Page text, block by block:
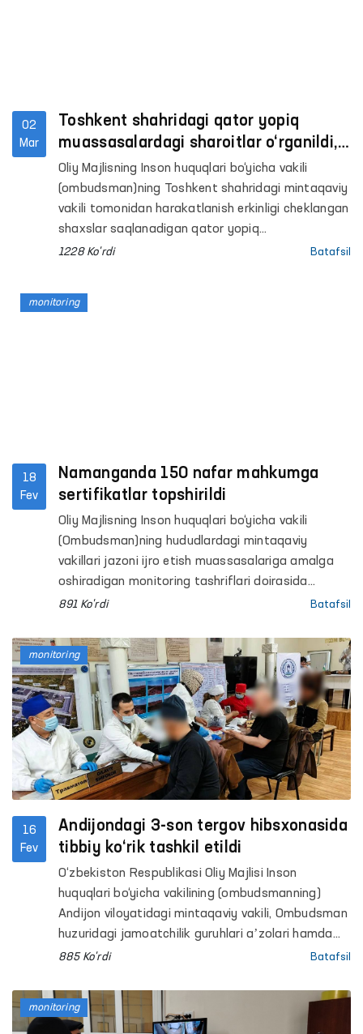
02
Mar
Toshkent shahridagi qator yopiq
muassasalardagi sharoitlar o‘rganildi,
murojaatlar qabul qilindi
Oliy Majlisning Inson huquqlari bo‘yicha vakili
(ombudsman)ning Toshkent shahridagi mintaqaviy
vakili tomonidan harakatlanish erkinligi cheklangan
shaxslar saqlanadigan qator yopiq
muassasalarda monitoring tashriflari amalga
1228 Ko'rdi Batafsil
18
Fev
Namanganda 150 nafar mahkumga
sertifikatlar topshirildi
Oliy Majlisning Inson huquqlari bo‘yicha vakili
(Ombudsman)ning hududlardagi mintaqaviy
vakillari jazoni ijro etish muassasalariga amalga
oshiradigan monitoring tashriflari doirasida
mahkumlarga yaratilgan sharoitlarni o‘rganish
so‘ng jamiyatga moslashuvini yengillashtirishga
qaratilgan tadbirlarga ham eʼtibor qaratib
kelmoqda.
891 Ko'rdi Batafsil
monitoring
16
Fev
Andijondagi 3-son tergov hibsxonasida
tibbiy ko‘rik tashkil etildi
O‘zbekiston Respublikasi Oliy Majlisi Inson
huquqlari bo‘yicha vakilining (ombudsmanning)
Andijon viloyatidagi mintaqaviy vakili, Ombudsman
huzuridagi jamoatchilik guruhlari aʼzolari hamda
Xalq deputatlari Andijon viloyati Kengashi
monitoring tashrifi amalga oshirildi.
885 Ko'rdi Batafsil
monitoring
monitoring